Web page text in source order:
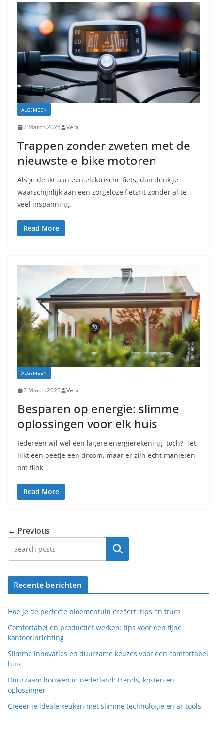
ALGEMEEN
2 March 2025 Vera
Trappen zonder zweten met de
nieuwste e-bike motoren
Als je denkt aan een elektrische fiets, dan denk je
waarschijnlijk aan een zorgeloze fietsrit zonder al te
veel inspanning.
Read More
ALGEMEEN
2 March 2025 Vera
Besparen op energie: slimme
oplossingen voor elk huis
Iedereen wil wel een lagere energierekening, toch? Het
lijkt een beetje een droom, maar er zijn echt manieren
om flink
Read More
← Previous
Search
Recente berichten
Hoe je de perfecte bloementuin creëert: tips en trucs
Comfortabel en productief werken: tips voor een fijne
kantoorinrichting
Slimme innovaties en duurzame keuzes voor een comfortabel
huis
Duurzaam bouwen in nederland: trends, kosten en
oplossingen
Creëer je ideale keuken met slimme technologie en ar-tools